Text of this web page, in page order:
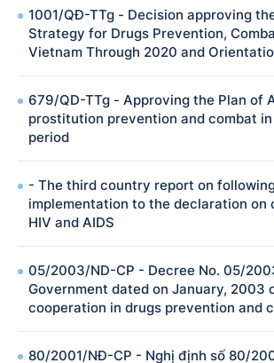
1001/QĐ-TTg - Decision approving
Strategy for Drugs Prevention,
Vietnam Through 2020 and
679/QD-TTg - Approving the Plan of
prostitution prevention and combat in
period
- The third country report on
implementation to the declaration on
HIV and AIDS
05/2003/ND-CP - Decree No. 05/
Government dated on January, 2003
cooperation in drugs prevention and
80/2001/NĐ-CP - Nghị định số 80/